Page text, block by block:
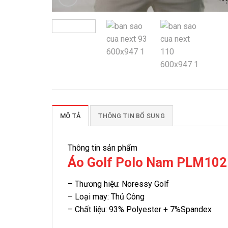
MÔ TẢ THÔNG TIN BỔ SUNG
Thông tin sản phẩm
Áo Golf Polo Nam
– Thương hiệu: Noressy Golf
– Loại may: Thủ Công
– Chất liệu: 93% Polyester + 7%Spandex